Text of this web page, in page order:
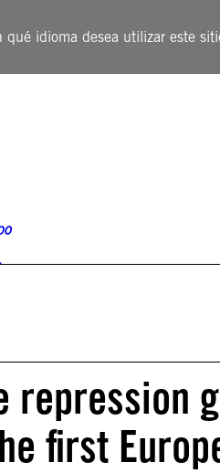
qué idioma desea utilizar este
repression
first